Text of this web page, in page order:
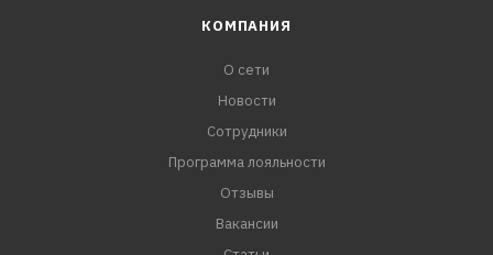
КОМПАНИЯ
О сети
Новости
Сотрудники
Программа лояльности
Отзывы
Вакансии